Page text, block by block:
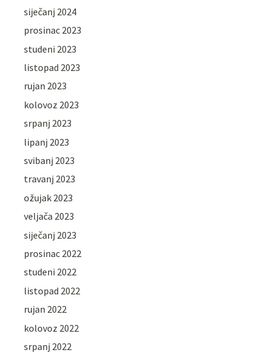
siječanj 2024
prosinac 2023
studeni 2023
listopad 2023
rujan 2023
kolovoz 2023
srpanj 2023
lipanj 2023
svibanj 2023
travanj 2023
ožujak 2023
veljača 2023
siječanj 2023
prosinac 2022
studeni 2022
listopad 2022
rujan 2022
kolovoz 2022
srpanj 2022